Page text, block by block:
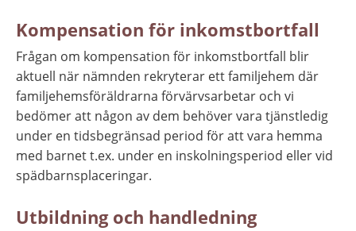
Kompensation för inkomstbortfall
Frågan om kompensation för inkomstbortfall blir
aktuell när nämnden rekryterar ett familjehem där
familjehemsföräldrarna förvärvsarbetar och vi
bedömer att någon av dem behöver vara tjänstledig
under en tidsbegränsad period för att vara hemma
med barnet t.ex. under en inskolningsperiod eller vid
spädbarnsplaceringar.
Utbildning och handledning